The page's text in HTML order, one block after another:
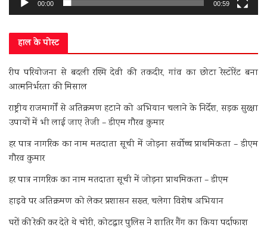
00:00 00:59
हाल के पोस्ट
रीप परियोजना से बदली रश्मि देवी की तकदीर, गांव का छोटा रेस्टोरेंट बना
आत्मनिर्भरता की मिसाल
राष्ट्रीय राजमार्गों से अतिक्रमण हटाने को अभियान चलाने के निर्देश, सड़क सुरक्षा
उपायों में भी लाई जाए तेजी – डीएम गौरव कुमार
हर पात्र नागरिक का नाम मतदाता सूची में जोड़ना सर्वोच्च प्राथमिकता – डीएम
गौरव कुमार
हर पात्र नागरिक का नाम मतदाता सूची में जोड़ना प्राथमिकता – डीएम
हाइवे पर अतिक्रमण को लेकर प्रशासन सख्त, चलेगा विशेष अभियान
घरों की रेकी कर देते थे चोरी, कोटद्वार पुलिस ने शातिर गैंग का किया पर्दाफाश